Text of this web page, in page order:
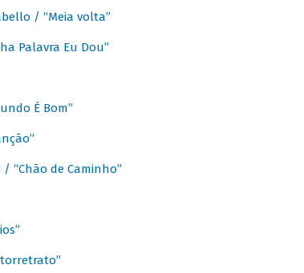
/ “Meia volta”
Palavra Eu Dou”
É Bom”
“Chão de Caminho”